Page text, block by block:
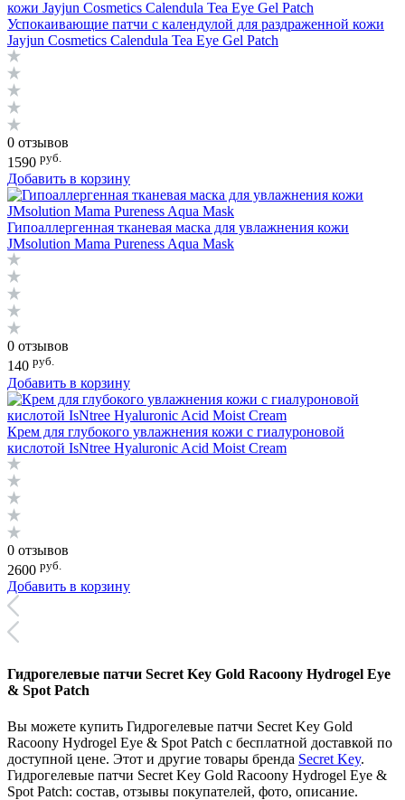
Успокаивающие патчи с календулой для раздраженной кожи
Jayjun Cosmetics Calendula Tea Eye Gel Patch
0 отзывов
1590 руб.
Добавить в корзину
Гипоаллергенная тканевая маска для увлажнения кожи
JMsolution Mama Pureness Aqua Mask
0 отзывов
140 руб.
Добавить в корзину
Крем для глубокого увлажнения кожи с гиалуроновой
кислотой IsNtree Hyaluronic Acid Moist Cream
0 отзывов
2600 руб.
Добавить в корзину
Гидрогелевые патчи Secret Key Gold Racoony Hydrogel Eye
& Spot Patch
Вы можете купить Гидрогелевые патчи Secret Key Gold
Racoony Hydrogel Eye & Spot Patch с бесплатной доставкой по
доступной цене. Этот и другие товары бренда Secret Key.
Гидрогелевые патчи Secret Key Gold Racoony Hydrogel Eye &
Spot Patch: состав, отзывы покупателей, фото, описание.